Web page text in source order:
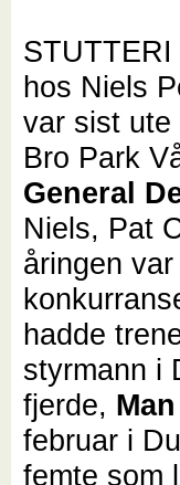
hos Niels
var sist ute
Bro Park
General
Niels, Pat
åringen
hadde
styrmann i
fjerde,
februar i
femte som